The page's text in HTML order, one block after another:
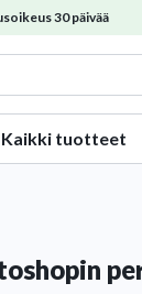
30 päivää
Kaikki tuotteet